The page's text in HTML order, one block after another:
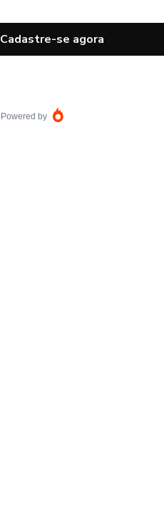
Cadastre-se agora
Powered by